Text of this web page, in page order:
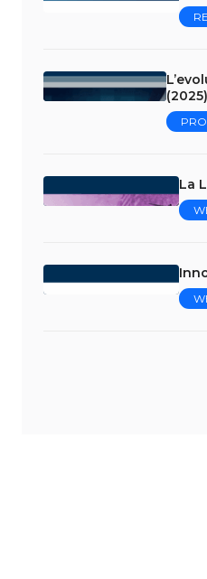
(2025)
La